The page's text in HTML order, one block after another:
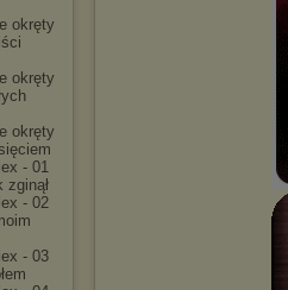
okręty
okręty
okręty
- 01
zginął
- 02
- 03